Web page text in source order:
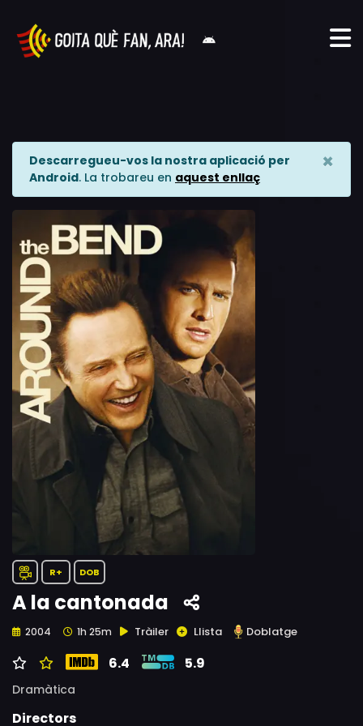
Descarregueu-vos la nostra aplicació per
Android. La trobareu en aquest enllaç
×
R+ DOB
A la cantonada
2004 1h 25m Tràiler Llista Doblatge
6.4 5.9
Dramàtica
Directors